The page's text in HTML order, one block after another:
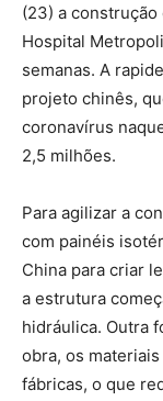
(23) a
Hospital
semanas. A
projeto chinês,
coronavírus
2,5 milhões.
Para agilizar a
com painéis
China para criar
a estrutura
hidráulica. Outra
obra, os
fábricas, o que